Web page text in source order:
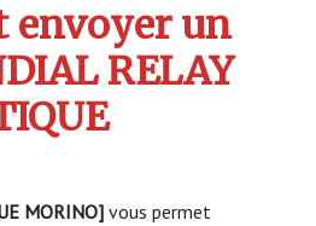
envoyer un
RELAY
MORINO] vous permet